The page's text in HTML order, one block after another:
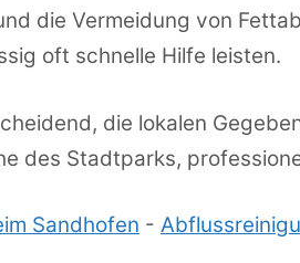
die Vermeidung von
oft schnelle Hilfe leisten.
die lokalen
des Stadtparks,
Sandhofen -